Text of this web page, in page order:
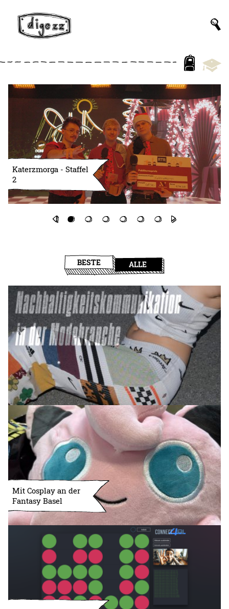
Katerzmorga - Staffel
2
BESTE ALLE
Mit Cosplay an der
Fantasy Basel